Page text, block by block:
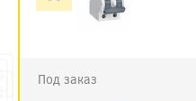
Под заказ